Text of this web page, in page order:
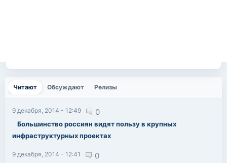
Читают
(активная вкладка)
Обсуждают Релизы
9 декабря, 2014 - 12:49 0
Большинство россиян видят пользу в крупных
инфраструктурных проектах
9 декабря, 2014 - 12:41 0